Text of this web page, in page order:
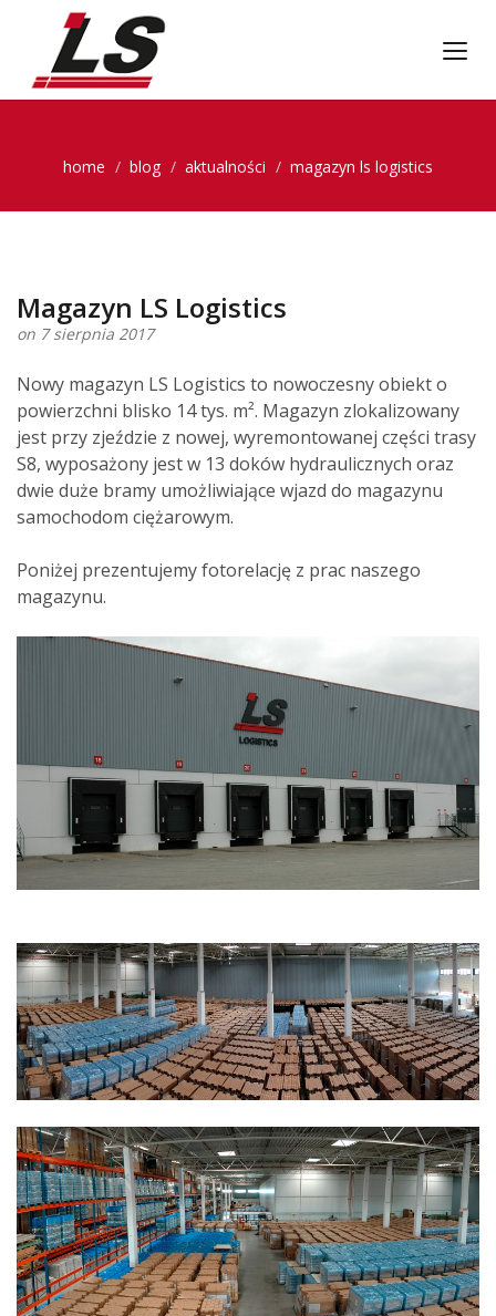
home blog aktualności magazyn ls logistics
Magazyn LS Logistics
on 7 sierpnia 2017
Nowy magazyn LS Logistics to nowoczesny obiekt o
powierzchni blisko 14 tys. m². Magazyn zlokalizowany
jest przy zjeździe z nowej, wyremontowanej części trasy
S8, wyposażony jest w 13 doków hydraulicznych oraz
dwie duże bramy umożliwiające wjazd do magazynu
samochodom ciężarowym.
Poniżej prezentujemy fotorelację z prac naszego
magazynu.